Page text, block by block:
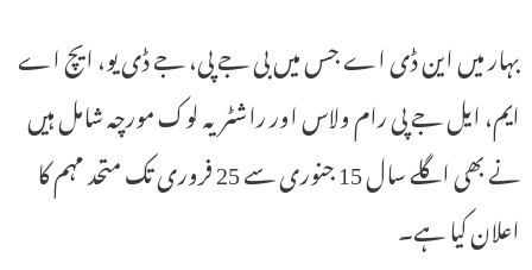
بہار میں این ڈی اے جس میں بی جے پی، جے ڈی یو، ایچ اے
ایم، ایل جے پی رام ولاس اور راشٹریہ لوک مورچہ شامل ہیں
نے بھی اگلے سال 15 جنوری سے 25 فروری تک متحد مہم کا
اعلان کیا ہے۔